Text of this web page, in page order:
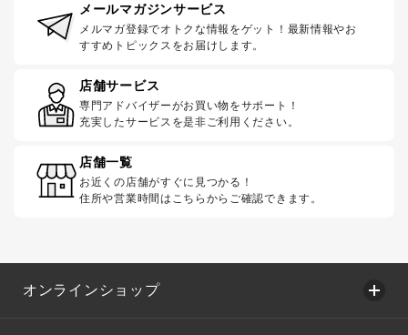
メールマガジンサービス
メルマガ登録でオトクな情報をゲット！最新情報やお
すすめトピックスをお届けします。
店舗サービス
専門アドバイザーがお買い物をサポート！
充実したサービスを是非ご利用ください。
店舗一覧
お近くの店舗がすぐに見つかる！
住所や営業時間はこちらからご確認できます。
オンラインショップ